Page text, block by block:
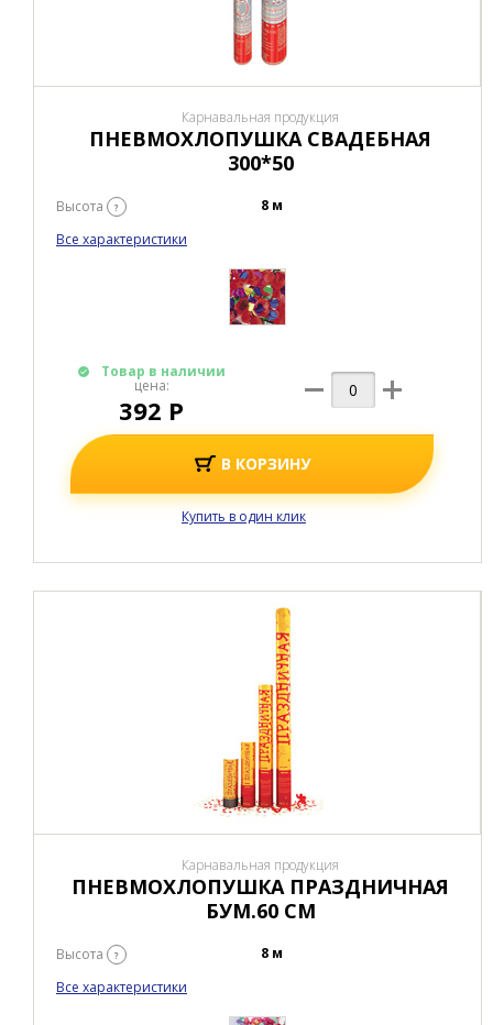
Карнавальная продукция
ПНЕВМОХЛОПУШКА СВАДЕБНАЯ
300*50
Высота ?
8 м
Все характеристики
Товар в наличии
цена:
392 Р
В КОРЗИНУ
Купить в один клик
Карнавальная продукция
ПНЕВМОХЛОПУШКА ПРАЗДНИЧНАЯ
БУМ.60 СМ
Высота ?
8 м
Все характеристики